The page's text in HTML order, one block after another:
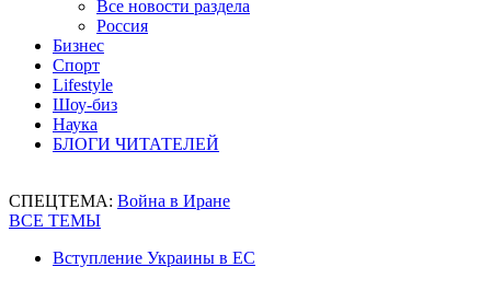
Все новости раздела
Россия
Бизнес
Спорт
Lifestyle
Шоу-биз
Наука
БЛОГИ ЧИТАТЕЛЕЙ
СПЕЦТЕМА: Война в Иране
ВСЕ ТЕМЫ
Вступление Украины в ЕС